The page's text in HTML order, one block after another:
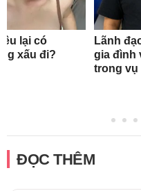
lại có
xấu đi?
Lãnh
gia đình
trong vụ
ĐỌC THÊM